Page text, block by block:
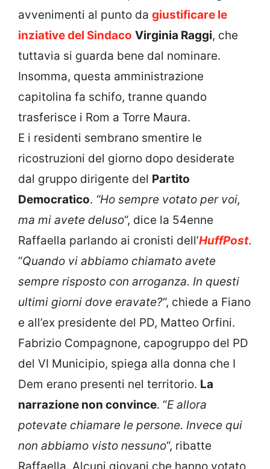
avvenimenti al punto da giustificare le
inziative del Sindaco Virginia Raggi, che
tuttavia si guarda bene dal nominare.
Insomma, questa amministrazione
capitolina fa schifo, tranne quando
trasferisce i Rom a Torre Maura.
E i residenti sembrano smentire le
ricostruzioni del giorno dopo desiderate
dal gruppo dirigente del Partito
Democratico. “Ho sempre votato per voi,
ma mi avete deluso“, dice la 54enne
Raffaella parlando ai cronisti dell’HuffPost.
“Quando vi abbiamo chiamato avete
sempre risposto con arroganza. In questi
ultimi giorni dove eravate?“, chiede a Fiano
e all’ex presidente del PD, Matteo Orfini.
Fabrizio Compagnone, capogruppo del PD
del VI Municipio, spiega alla donna che I
Dem erano presenti nel territorio. La
narrazione non convince. “E allora
potevate chiamare le persone. Invece qui
non abbiamo visto nessuno“, ribatte
Raffaella. Alcuni giovani che hanno votato